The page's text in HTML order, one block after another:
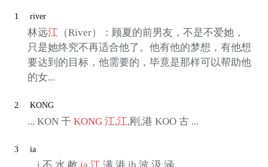
1 river
林远江（River）：顾夏的前男友，不是不爱她，
只是她终究不再适合他了。他有他的梦想，有他想
要达到的目标，他需要的，毕竟是那样可以帮助他
的女...
2 KONG
... KON 干 KONG 江,江,刚,港 KOO 古 ...
3 ia